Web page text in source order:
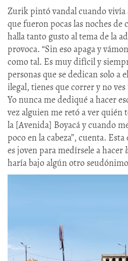
Zurik pintó vandal cuando vivía
que fueron pocas las noches de
halla tanto gusto al tema de la
provoca. “Sin eso apaga y
como tal. Es muy difícil y
personas que se dedican solo a
ilegal, tienes que correr y no
Yo nunca me dediqué a hacer
vez alguien me retó a ver quién
la [Avenida] Boyacá y cuando
poco en la cabeza”, cuenta.
es joven para medírsele a hacer
haría bajo algún otro